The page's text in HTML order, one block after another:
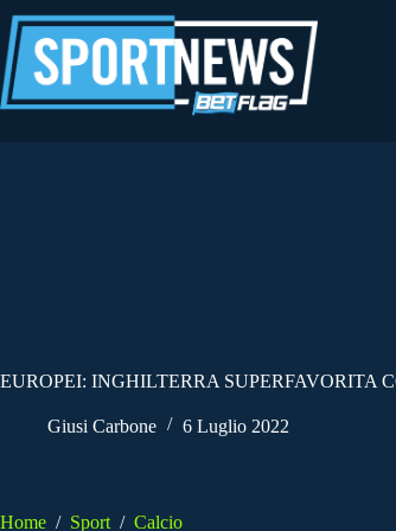
al
contenuto
EUROPEI: INGHILTERRA SUPERFAVORITA
Giusi Carbone 6 Luglio 2022
Home / Sport / Calcio